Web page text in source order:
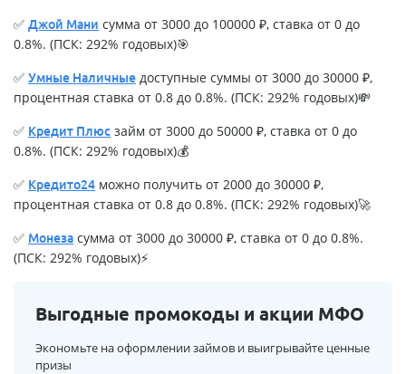
✅ Джой Мани сумма от 3000 до 100000 ₽, ставка от 0 до
0.8%. (ПСК: 292% годовых)🎯
✅ Умные Наличные доступные суммы от 3000 до 30000 ₽,
процентная ставка от 0.8 до 0.8%. (ПСК: 292% годовых)💸
✅ Кредит Плюс займ от 3000 до 50000 ₽, ставка от 0 до
0.8%. (ПСК: 292% годовых)💰
✅ Кредито24 можно получить от 2000 до 30000 ₽,
процентная ставка от 0.8 до 0.8%. (ПСК: 292% годовых)🚀
✅ Монеза сумма от 3000 до 30000 ₽, ставка от 0 до 0.8%.
(ПСК: 292% годовых)⚡
Выгодные промокоды и акции МФО
Экономьте на оформлении займов и выигрывайте ценные
призы